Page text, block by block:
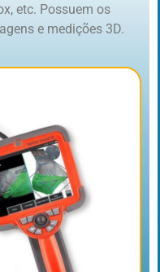
etc. Possuem os
e medições 3D.